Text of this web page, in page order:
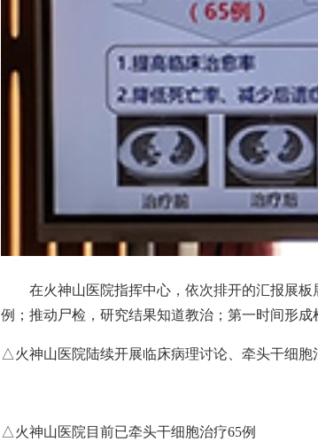
在火神山医院指挥中心，依次排开的汇报展板
例；推动尸检，研究结果知道教治；第一时间形成
△火神山医院陆续开展临床病理讨论、牵头干细胞
△火神山医院目前已牵头干细胞治疗65例